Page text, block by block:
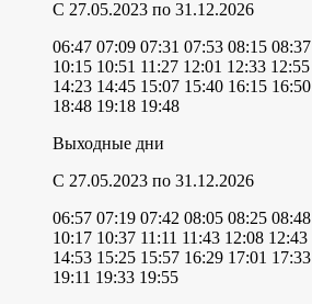
C 27.05.2023 по 31.12.2026
06:47 07:09 07:31 07:53 08:15 08:37
10:15 10:51 11:27 12:01 12:33 12:55
14:23 14:45 15:07 15:40 16:15 16:50
18:48 19:18 19:48
Выходные дни
C 27.05.2023 по 31.12.2026
06:57 07:19 07:42 08:05 08:25 08:48
10:17 10:37 11:11 11:43 12:08 12:43
14:53 15:25 15:57 16:29 17:01 17:33
19:11 19:33 19:55